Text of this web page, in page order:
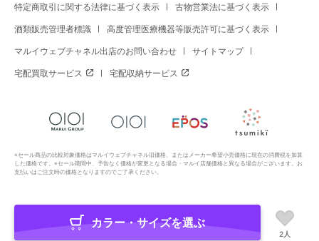
特定商取引に関する法律に基づく表示 古物営業法に基づく表示
酒類販売管理者標識 高度管理医療機器等販売許可に基づく表示
マルイウェブチャネル出店のお問い合わせ サイトマップ
宅配買取サービス 宅配収納サービス
※セール商品の比較対象価格はマルイウェブチャネル旧価格、またはメーカー希望小売価格に現在の消費税を加算
した価格です。※セール期間中、予告なく価格が変更となる場合・マルイ店舗価格と異なる場合がございます。お
支払いはご注文時の価格となりますのでご了承ください。
Copyright All Rights Reserved. MARUI Co., Ltd
カラー・サイズを選ぶ
2人